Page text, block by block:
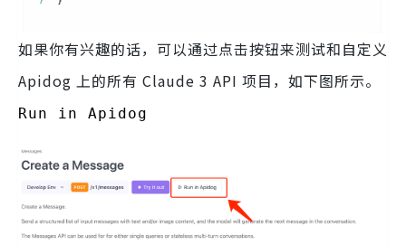
如果你有兴趣的话，可以通过点击按钮来测试和自定义
Apidog 上的所有 Claude 3 API 项目，如下图所示。
Run in Apidog